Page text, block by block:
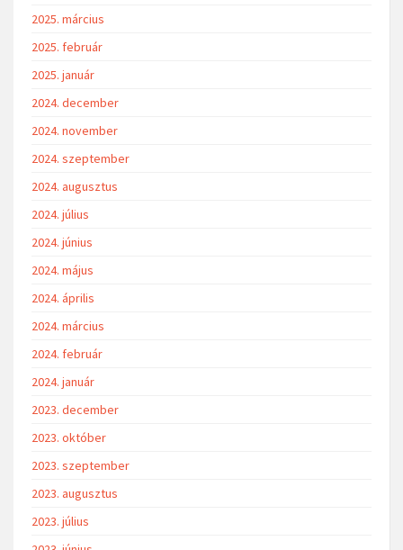
2025. március
2025. február
2025. január
2024. december
2024. november
2024. szeptember
2024. augusztus
2024. július
2024. június
2024. május
2024. április
2024. március
2024. február
2024. január
2023. december
2023. október
2023. szeptember
2023. augusztus
2023. július